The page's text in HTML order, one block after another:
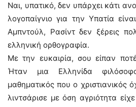
Ναι, υπατικό, δεν υπάρχει κάτι
λογοπαίγνιο για την Υπατία
Αμπντούλ, Ρασίντ δεν ξέρεις
ελληνική ορθογραφία.
Με την ευκαιρία, σου είπαν
Ήταν μια Ελληνίδα
μαθηματικός που ο χριστιανικός
λιντσάρισε με όση αγριότητα